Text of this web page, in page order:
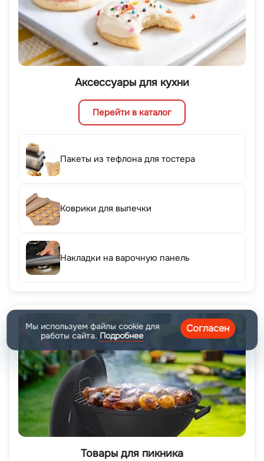
Аксессуары для кухни
Перейти в каталог
Пакеты из тефлона для тостера
Коврики для выпечки
Накладки на варочную панель
Товары для пикника
Мы используем файлы cookie для
работы сайта. Подробнее
Согласен